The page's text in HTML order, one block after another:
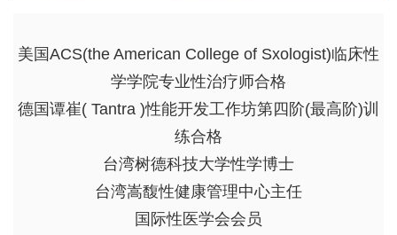
美国ACS(the American College of Sxologist)临床性
学学院专业性治疗师合格
德国谭崔( Tantra )性能开发工作坊第四阶(最高阶)训
练合格
台湾树德科技大学性学博士
台湾嵩馥性健康管理中心主任
国际性医学会会员